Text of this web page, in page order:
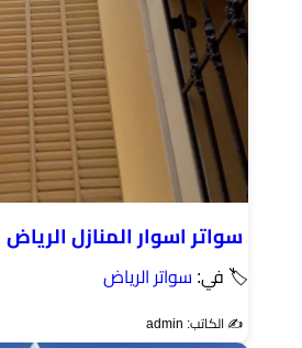
سواتر اسوار المنازل الرياض
🏷 في: سواتر الرياض
✍️ الكاتب: admin